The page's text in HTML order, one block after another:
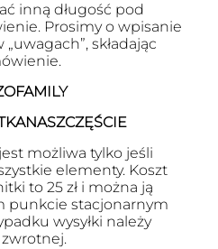
inną długość pod
Prosimy o wpisanie
składając
możliwa tylko jeśli
elementy. Koszt
to 25 zł i można ją
punkcie stacjonarnym
wysyłki należy
zwrotnej.